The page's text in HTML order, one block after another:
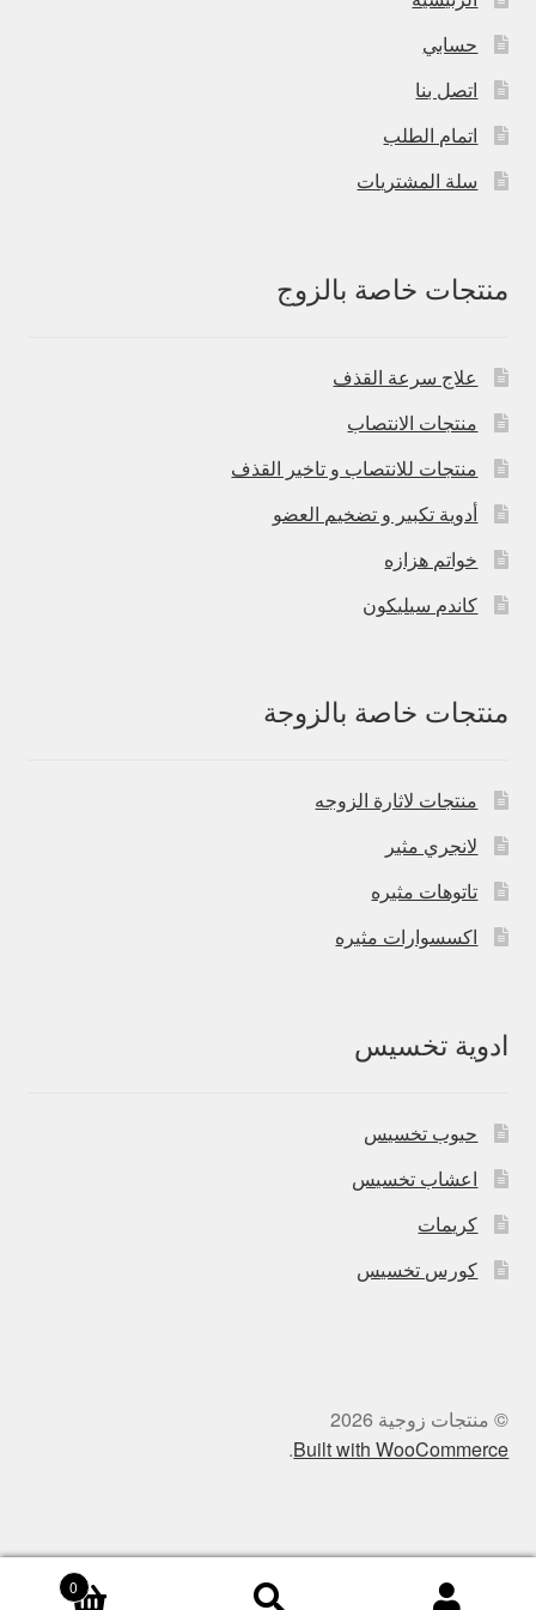
حسابي
اتصل بنا
اتمام الطلب
سلة المشتريات
منتجات خاصة بالزوج
علاج سرعة القذف
منتجات الانتصاب
منتجات للانتصاب و تاخير القذف
أدوية تكبير و تضخيم العضو
خواتم هزازه
كاندم سيليكون
منتجات خاصة بالزوجة
منتجات لاثارة الزوجه
لانجري مثير
تاتوهات مثيره
اكسسوارات مثيره
ادوية تخسيس
حبوب تخسيس
اعشاب تخسيس
كريمات
كورس تخسيس
© منتجات زوجية 2026
Built with WooCommerce
.
0